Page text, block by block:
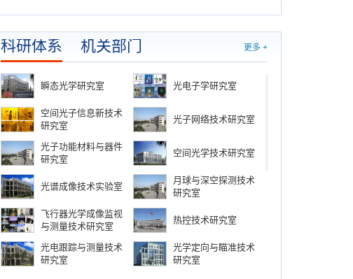
科研体系 机关部门
瞬态光学研究室 光电子学研究室
空间光子信息新技术
研究室
光子网络技术研究室
光子功能材料与器件
研究室
空间光学技术研究室
光谱成像技术实验室
月球与深空探测技术
研究室
飞行器光学成像监视
与测量技术研究室
热控技术研究室
光电跟踪与测量技术
研究室
光学定向与瞄准技术
研究室
更多 +